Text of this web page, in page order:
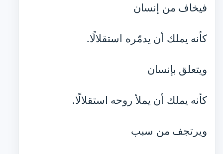
فيخاف من إنسان
كأنه يملك أن يدمّره استقلالًا.
ويتعلق بإنسان
كأنه يملك أن يملأ روحه استقلالًا.
ويرتجف من سبب